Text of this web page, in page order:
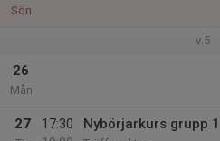
Sön
v.5
26
Mån
27
17:30
Nybörjarkurs grupp 1